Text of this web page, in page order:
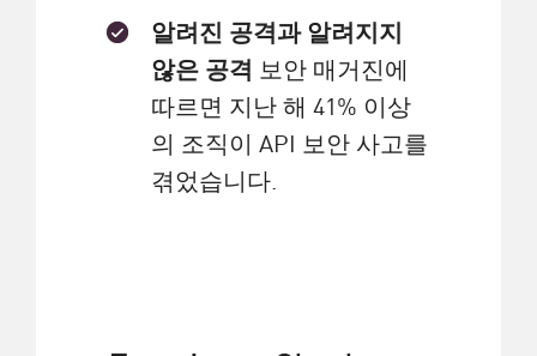
알려진 공격과 알려지지
않은 공격 보안 매거진에
따르면 지난 해 41% 이상
의 조직이 API 보안 사고를
겪었습니다.